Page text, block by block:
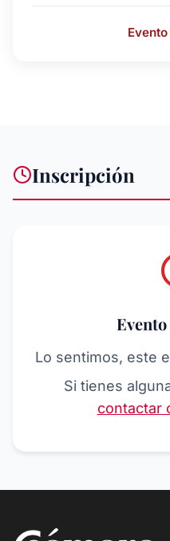
Inscripción
Lo sentimos, este
Si tienes
contactar